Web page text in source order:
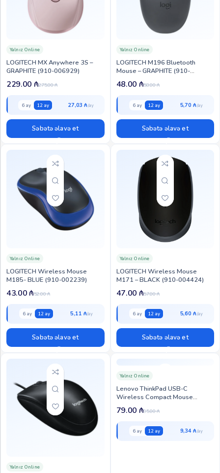
LOGITECH MX Anywhere 3S –
GRAPHITE (910-006929)
Yalnız Online
275.00₼
229.00 ₼
6 ay 12 ay 27,03 ₼
Səbətə əlavə et
LOGITECH M196 Bluetooth
Mouse – GRAPHITE (910-
007459)
Yalnız Online
58.00₼
48.00 ₼
6 ay 12 ay 5,70 ₼
Səbətə əlavə et
LOGITECH Wireless Mouse
M185- BLUE (910-002239)
Yalnız Online
52.00₼
43.00₼
6 ay 12 ay 5,11 ₼
Səbətə əlavə et
LOGITECH Wireless Mouse
M171 – BLACK (910-004424)
Yalnız Online
57.00₼
47.00 ₼
6 ay 12 ay 5,60 ₼
Səbətə əlavə et
Yalnız Online
Lenovo ThinkPad USB-C
Wireless Compact Mouse
(4Y51D20848)
Yalnız Online
95.00₼
79.00 ₼
6 ay 12 ay 9,34 ₼